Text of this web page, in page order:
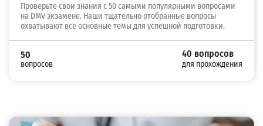
Проверьте свои знания с 50 самыми популярными вопросами
на DMV экзамене. Наши тщательно отобранные вопросы
охватывают все основные темы для успешной подготовки.
50
вопросов
40 вопросов
для прохождения